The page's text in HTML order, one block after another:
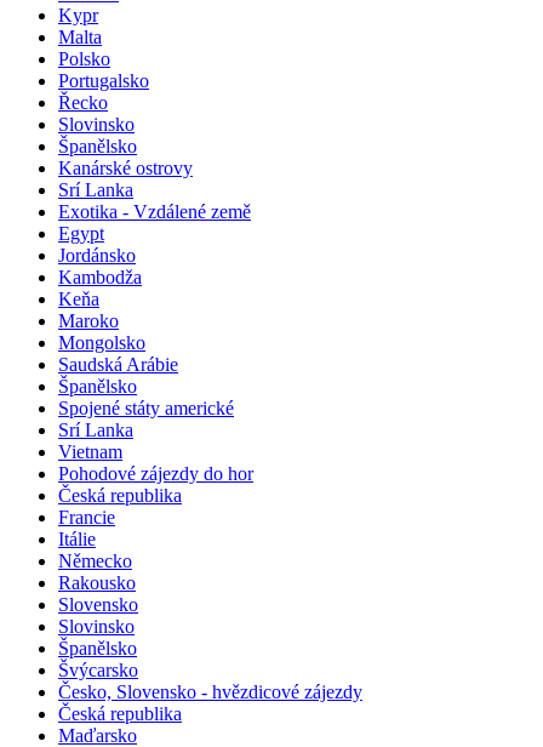
Kypr
Malta
Polsko
Portugalsko
Řecko
Slovinsko
Španělsko
Kanárské ostrovy
Srí Lanka
Exotika - Vzdálené země
Egypt
Jordánsko
Kambodža
Keňa
Maroko
Mongolsko
Saudská Arábie
Španělsko
Spojené státy americké
Srí Lanka
Vietnam
Pohodové zájezdy do hor
Česká republika
Francie
Itálie
Německo
Rakousko
Slovensko
Slovinsko
Španělsko
Švýcarsko
Česko, Slovensko - hvězdicové zájezdy
Česká republika
Maďarsko